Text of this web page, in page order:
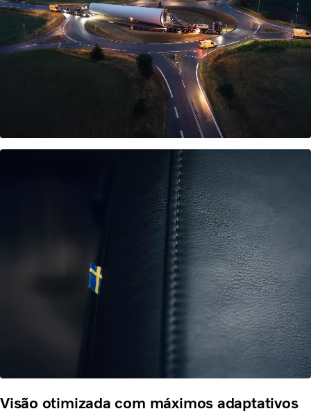
Visão otimizada com máximos adaptativos